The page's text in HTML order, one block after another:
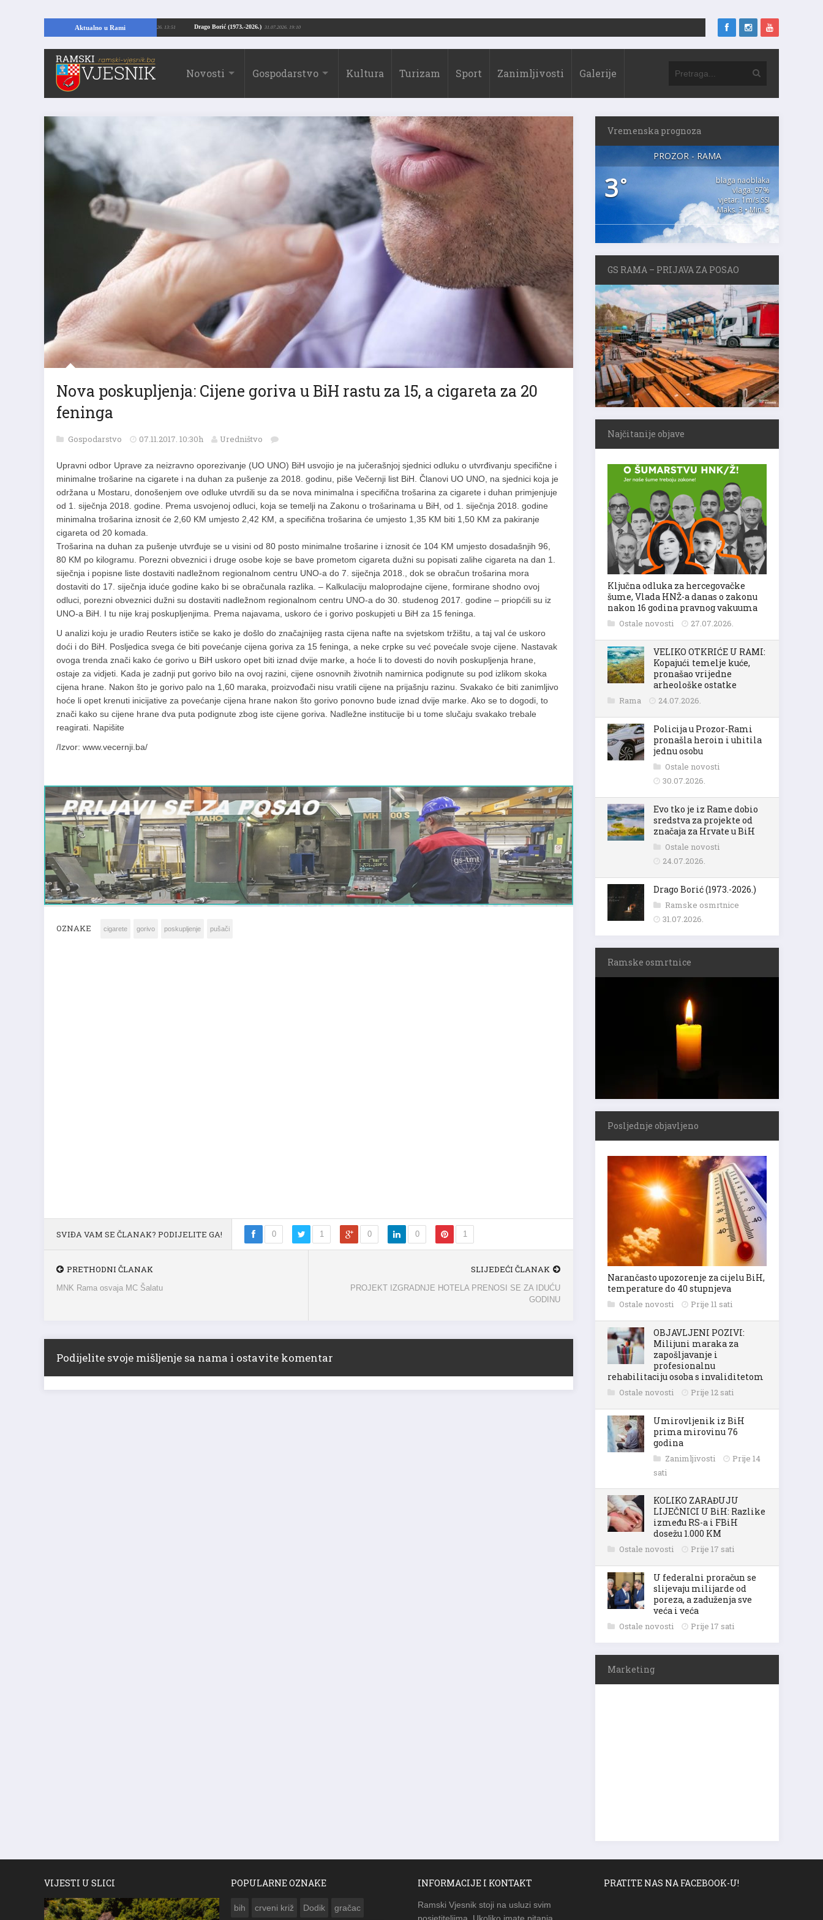
Aktualno u Rami Drago Borić (1973.-2026.) 31.07.2026. 19:10
Kopajući temelje kuće, pronašao vrijedne arheološke ostatke 24.07.2026. 13:51
Novosti Gospodarstvo Kultura Turizam Sport Zanimljivosti Galerije
Nova poskupljenja: Cijene goriva u BiH rastu za 15, a cigareta za 20
feninga
Gospodarstvo 07.11.2017. 10:30h Uredništvo
Upravni odbor Uprave za neizravno oporezivanje (UO UNO) BiH usvojio je na jučerašnjoj sjednici odluku o utvrđivanju specifične i
minimalne trošarine na cigarete i na duhan za pušenje za 2018. godinu, piše Večernji list BiH. Članovi UO UNO, na sjednici koja je
održana u Mostaru, donošenjem ove odluke utvrdili su da se nova minimalna i specifična trošarina za cigarete i duhan primjenjuje
od 1. siječnja 2018. godine. Prema usvojenoj odluci, koja se temelji na Zakonu o trošarinama u BiH, od 1. siječnja 2018. godine
minimalna trošarina iznosit će 2,60 KM umjesto 2,42 KM, a specifična trošarina će umjesto 1,35 KM biti 1,50 KM za pakiranje
cigareta od 20 komada.
Trošarina na duhan za pušenje utvrđuje se u visini od 80 posto minimalne trošarine i iznosit će 104 KM umjesto dosadašnjih 96,
80 KM po kilogramu. Porezni obveznici i druge osobe koje se bave prometom cigareta dužni su popisati zalihe cigareta na dan 1.
siječnja i popisne liste dostaviti nadležnom regionalnom centru UNO-a do 7. siječnja 2018., dok se obračun trošarina mora
dostaviti do 17. siječnja iduće godine kako bi se obračunala razlika. – Kalkulaciju maloprodajne cijene, formirane shodno ovoj
odluci, porezni obveznici dužni su dostaviti nadležnom regionalnom centru UNO-a do 30. studenog 2017. godine – priopćili su iz
UNO-a BiH. I tu nije kraj poskupljenjima. Prema najavama, uskoro će i gorivo poskupjeti u BiH za 15 feninga.
U analizi koju je uradio Reuters ističe se kako je došlo do značajnijeg rasta cijena nafte na svjetskom tržištu, a taj val će uskoro
doći i do BiH. Posljedica svega će biti povećanje cijena goriva za 15 feninga, a neke crpke su već povećale svoje cijene. Nastavak
ovoga trenda znači kako će gorivo u BiH uskoro opet biti iznad dvije marke, a hoće li to dovesti do novih poskupljenja hrane,
ostaje za vidjeti. Kada je zadnji put gorivo bilo na ovoj razini, cijene osnovnih životnih namirnica podignute su pod izlikom skoka
cijena hrane. Nakon što je gorivo palo na 1,60 maraka, proizvođači nisu vratili cijene na prijašnju razinu. Svakako će biti zanimljivo
hoće li opet krenuti inicijative za povećanje cijena hrane nakon što gorivo ponovno bude iznad dvije marke. Ako se to dogodi, to
znači kako su cijene hrane dva puta podignute zbog iste cijene goriva. Nadležne institucije bi u tome slučaju svakako trebale
reagirati. Napišite
/Izvor: www.vecernji.ba/
OZNAKE cigarete gorivo poskupljenje pušači
SVIĐA VAM SE ČLANAK? PODIJELITE GA! 0 1 0 0 1
PRETHODNI ČLANAK
MNK Rama osvaja MC Šalatu
SLIJEDEĆI ČLANAK
PROJEKT IZGRADNJE HOTELA PRENOSI SE ZA IDUĆU
GODINU
Podijelite svoje mišljenje sa nama i ostavite komentar
Vremenska prognoza
PROZOR - RAMA
3°
blaga naoblaka
vlaga: 97%
vjetar: 1m/s SSI
Maks. 3 • Min. 3
GS RAMA – PRIJAVA ZA POSAO
Najčitanije objave
Ključna odluka za hercegovačke
šume, Vlada HNŽ-a danas o zakonu
nakon 16 godina pravnog vakuuma
Ostale novosti 27.07.2026.
VELIKO OTKRIĆE U RAMI:
Kopajući temelje kuće,
pronašao vrijedne
arheološke ostatke
Rama 24.07.2026.
Policija u Prozor-Rami
pronašla heroin i uhitila
jednu osobu
Ostale novosti
30.07.2026.
Evo tko je iz Rame dobio
sredstva za projekte od
značaja za Hrvate u BiH
Ostale novosti
24.07.2026.
Drago Borić (1973.-2026.)
Ramske osmrtnice
31.07.2026.
Ramske osmrtnice
Posljednje objavljeno
Narančasto upozorenje za cijelu BiH,
temperature do 40 stupnjeva
Ostale novosti Prije 11 sati
OBJAVLJENI POZIVI:
Milijuni maraka za
zapošljavanje i
profesionalnu
rehabilitaciju osoba s invaliditetom
Ostale novosti Prije 12 sati
Umirovljenik iz BiH
prima mirovinu 76
godina
Zanimljivosti
Prije 14
sati
KOLIKO ZARAĐUJU
LIJEČNICI U BiH: Razlike
između RS-a i FBiH
dosežu 1.000 KM
Ostale novosti Prije 17 sati
U federalni proračun se
slijevaju milijarde od
poreza, a zaduženja sve
veća i veća
Ostale novosti Prije 17 sati
Marketing
VIJESTI U SLICI POPULARNE OZNAKE
bih crveni križ Dodik gračac
INFORMACIJE I KONTAKT
Ramski Vjesnik stoji na usluzi svim
PRATITE NAS NA FACEBOOK-U!